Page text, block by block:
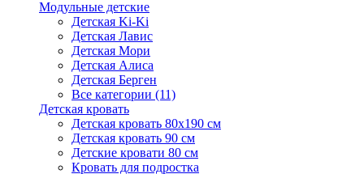
Модульные детские
Детская Ki-Ki
Детская Лавис
Детская Мори
Детская Алиса
Детская Берген
Все категории (11)
Детская кровать
Детская кровать 80х190 см
Детская кровать 90 см
Детские кровати 80 см
Кровать для подростка